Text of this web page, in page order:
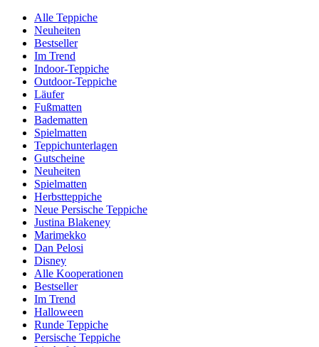
Alle Teppiche
Neuheiten
Bestseller
Im Trend
Indoor-Teppiche
Outdoor-Teppiche
Läufer
Fußmatten
Badematten
Spielmatten
Teppichunterlagen
Gutscheine
Neuheiten
Spielmatten
Herbstteppiche
Neue Persische Teppiche
Justina Blakeney
Marimekko
Dan Pelosi
Disney
Alle Kooperationen
Bestseller
Im Trend
Halloween
Runde Teppiche
Persische Teppiche